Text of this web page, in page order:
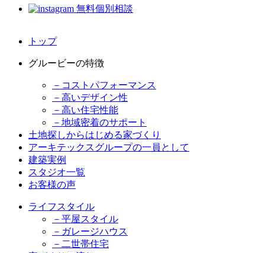
無料個別相談
トップ
グルービーの特徴
－コストパフォーマンス
－高いデザイン性
－高い住宅性能
－地域密着のサポート
土地探しからはじめる家づくり
アーキテックスグループの一員として
建築実例
スタジオ一覧
お客様の声
ライフスタイル
－平屋スタイル
－ガレージハウス
－二世帯住宅